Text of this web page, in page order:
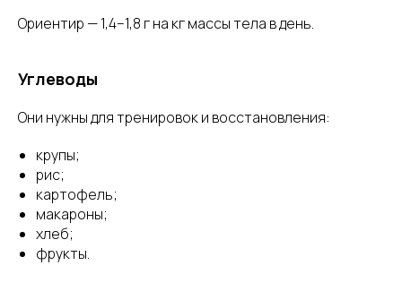
Ориентир — 1,4–1,8 г на кг массы тела в день.
Углеводы
Они нужны для тренировок и восстановления:
крупы;
рис;
картофель;
макароны;
хлеб;
фрукты.